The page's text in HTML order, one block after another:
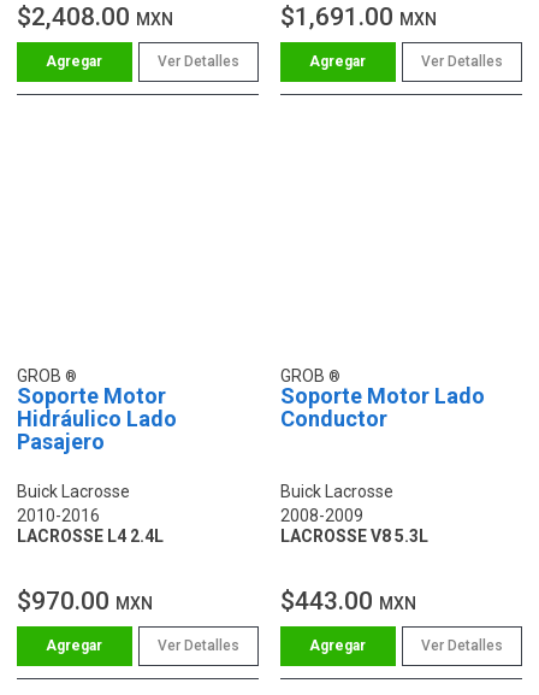
$2,408.00 MXN
Ver Detalles
$1,691.00 MXN
Ver Detalles
GROB
Soporte Motor
Hidráulico Lado
Pasajero
Buick Lacrosse
2010-2016
LACROSSE L4 2.4L
$970.00 MXN
Ver Detalles
GROB
Soporte Motor Lado
Conductor
Buick Lacrosse
2008-2009
LACROSSE V8 5.3L
$443.00 MXN
Ver Detalles